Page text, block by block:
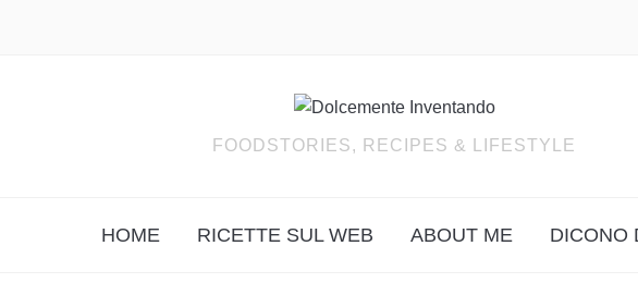
FOODSTORIES, RECIPES & LIFESTYLE
HOME RICETTE SUL WEB ABOUT ME DICONO